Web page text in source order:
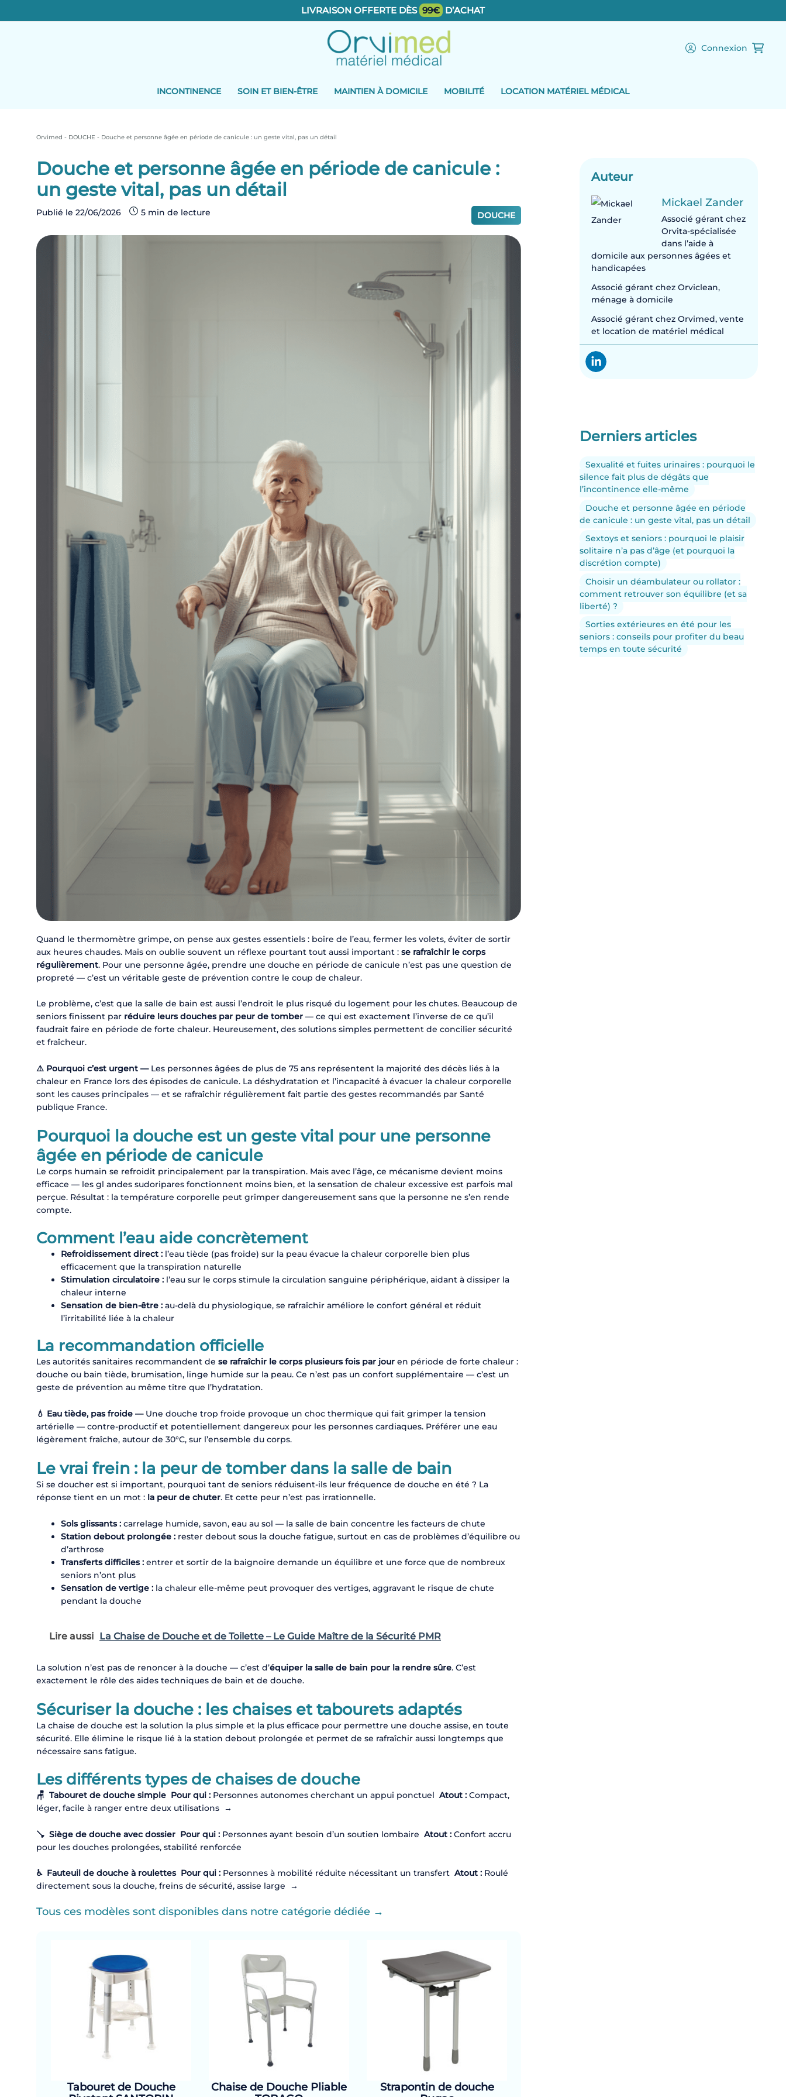
to
LIVRAISON OFFERTE DÈS 99€ D’ACHAT
Connexion
INCONTINENCE SOIN ET BIEN-ÊTRE MAINTIEN À DOMICILE MOBILITÉ LOCATION MATÉRIEL MÉDICAL
Orvimed - DOUCHE - Douche et personne âgée en période de canicule : un geste vital, pas un détail
Douche et personne âgée en période de canicule :
un geste vital, pas un détail
Publié le 22/06/2026 DOUCHE
Quand le thermomètre grimpe, on pense aux gestes essentiels : boire de l’eau, fermer les volets, éviter de sortir
aux heures chaudes. Mais on oublie souvent un réflexe pourtant tout aussi important : se rafraîchir le corps
régulièrement. Pour une personne âgée, prendre une douche en période de canicule n’est pas une question de
propreté — c’est un véritable geste de prévention contre le coup de chaleur.
Le problème, c’est que la salle de bain est aussi l’endroit le plus risqué du logement pour les chutes. Beaucoup de
seniors finissent par réduire leurs douches par peur de tomber — ce qui est exactement l’inverse de ce qu’il
faudrait faire en période de forte chaleur. Heureusement, des solutions simples permettent de concilier sécurité
et fraîcheur.
⚠️ Pourquoi c’est urgent — Les personnes âgées de plus de 75 ans représentent la majorité des décès liés à la
chaleur en France lors des épisodes de canicule. La déshydratation et l’incapacité à évacuer la chaleur corporelle
sont les causes principales — et se rafraîchir régulièrement fait partie des gestes recommandés par Santé
publique France.
Pourquoi la douche est un geste vital pour une personne
âgée en période de canicule
Le corps humain se refroidit principalement par la transpiration. Mais avec l’âge, ce mécanisme devient moins
efficace — les gl andes sudoripares fonctionnent moins bien, et la sensation de chaleur excessive est parfois mal
perçue. Résultat : la température corporelle peut grimper dangereusement sans que la personne ne s’en rende
compte.
Comment l’eau aide concrètement
Refroidissement direct : l’eau tiède (pas froide) sur la peau évacue la chaleur corporelle bien plus
efficacement que la transpiration naturelle
Stimulation circulatoire : l’eau sur le corps stimule la circulation sanguine périphérique, aidant à dissiper la
chaleur interne
Sensation de bien-être : au-delà du physiologique, se rafraîchir améliore le confort général et réduit
l’irritabilité liée à la chaleur
La recommandation officielle
Les autorités sanitaires recommandent de se rafraîchir le corps plusieurs fois par jour en période de forte chaleur :
douche ou bain tiède, brumisation, linge humide sur la peau. Ce n’est pas un confort supplémentaire — c’est un
geste de prévention au même titre que l’hydratation.
💧 Eau tiède, pas froide — Une douche trop froide provoque un choc thermique qui fait grimper la tension
artérielle — contre-productif et potentiellement dangereux pour les personnes cardiaques. Préférer une eau
légèrement fraîche, autour de 30°C, sur l’ensemble du corps.
Le vrai frein : la peur de tomber dans la salle de bain
Si se doucher est si important, pourquoi tant de seniors réduisent-ils leur fréquence de douche en été ? La
réponse tient en un mot : la peur de chuter. Et cette peur n’est pas irrationnelle.
Sols glissants : carrelage humide, savon, eau au sol — la salle de bain concentre les facteurs de chute
Station debout prolongée : rester debout sous la douche fatigue, surtout en cas de problèmes d’équilibre ou
d’arthrose
Transferts difficiles : entrer et sortir de la baignoire demande un équilibre et une force que de nombreux
seniors n’ont plus
Sensation de vertige : la chaleur elle-même peut provoquer des vertiges, aggravant le risque de chute
pendant la douche
Lire aussi La Chaise de Douche et de Toilette – Le Guide Maître de la Sécurité PMR
La solution n’est pas de renoncer à la douche — c’est d’équiper la salle de bain pour la rendre sûre. C’est
exactement le rôle des aides techniques de bain et de douche.
Sécuriser la douche : les chaises et tabourets adaptés
La chaise de douche est la solution la plus simple et la plus efficace pour permettre une douche assise, en toute
sécurité. Elle élimine le risque lié à la station debout prolongée et permet de se rafraîchir aussi longtemps que
nécessaire sans fatigue.
Les différents types de chaises de douche
🪑 Tabouret de douche simple Pour qui : Personnes autonomes cherchant un appui ponctuel Atout : Compact,
léger, facile à ranger entre deux utilisations →
🪠 Siège de douche avec dossier Pour qui : Personnes ayant besoin d’un soutien lombaire Atout : Confort accru
pour les douches prolongées, stabilité renforcée
♿ Fauteuil de douche à roulettesPour qui : Personnes à mobilité réduite nécessitant un transfert Atout : Roulé
directement sous la douche, freins de sécurité, assise large →
Tous ces modèles sont disponibles dans notre catégorie dédiée →
Tabouret de Douche
Chaise de Douche Pliable
Strapontin de douche
Auteur
Mickael Zander
Associé gérant chez
Orvita-spécialisée
dans l’aide à
domicile aux personnes âgées et
handicapées
Associé gérant chez Orviclean,
ménage à domicile
Associé gérant chez Orvimed, vente
et location de matériel médical
Derniers articles
Sexualité et fuites urinaires : pourquoi le
silence fait plus de dégâts que
l’incontinence elle-même
Douche et personne âgée en période
de canicule : un geste vital, pas un détail
Sextoys et seniors : pourquoi le plaisir
solitaire n’a pas d’âge (et pourquoi la
discrétion compte)
Choisir un déambulateur ou rollator :
comment retrouver son équilibre (et sa
liberté) ?
Sorties extérieures en été pour les
seniors : conseils pour profiter du beau
temps en toute sécurité